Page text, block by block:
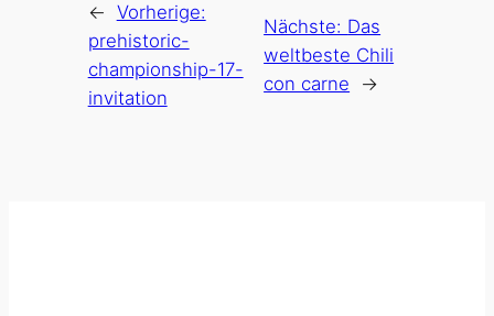
← Vorherige:
prehistoric-
championship-17-
invitation
Nächste: Das
weltbeste Chili
con carne
→